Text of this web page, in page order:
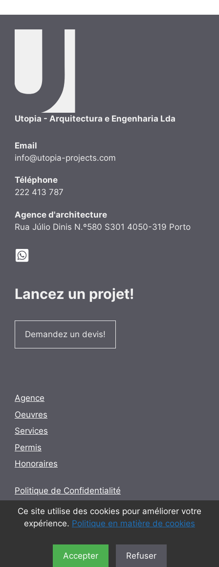
Ce site utilise des cookies pour améliorer votre
expérience. Politique en matière de cookies
Accepter Refuser
Utopia - Arquitectura e Engenharia Lda
Email
info@utopia-projects.com
Téléphone
222 413 787
Agence d'architecture
Rua Júlio Dinis N.º580 S301 4050-319 Porto
Lancez un projet!
Demandez un devis!
Agence
Oeuvres
Services
Permis
Honoraires
Politique de Confidentialité
Conditions d’utilisation
Politique en matière de cookies
© 2026 Utopia - Arquitectura e Engenharia Lda